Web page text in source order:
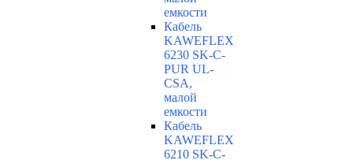
емкости
Кабель
KAWEFLEX
6230 SK-C-
PUR UL-
CSA,
малой
емкости
Кабель
KAWEFLEX
6210 SK-C-